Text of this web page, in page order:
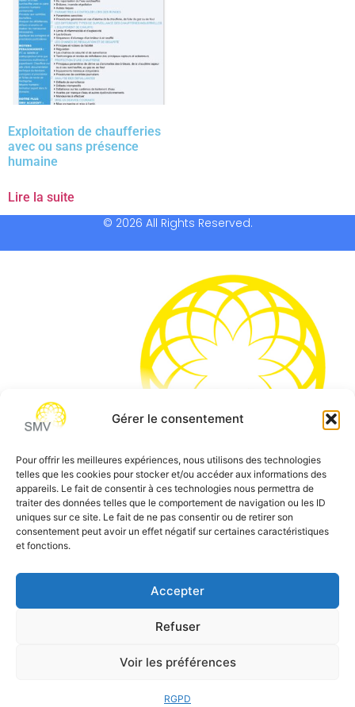
Gérer le consentement
Pour offrir les meilleures expériences, nous utilisons des technologies
telles que les cookies pour stocker et/ou accéder aux informations des
appareils. Le fait de consentir à ces technologies nous permettra de
traiter des données telles que le comportement de navigation ou les ID
uniques sur ce site. Le fait de ne pas consentir ou de retirer son
consentement peut avoir un effet négatif sur certaines caractéristiques
et fonctions.
Accepter
Refuser
Voir les préférences
RGPD
Exploitation de chaufferies
avec ou sans présence
humaine
Lire la suite
© 2026 All Rights Reserved.
SMV permet de vous aider à gagner du temps et vous
permettre de vous concentrer sur l’essentiel de votre
métier
Téléphone:0 805 69 64 75 / 02 37 34 04 04
contact@smvformation.fr
Création & Hébergement Web Cloud par